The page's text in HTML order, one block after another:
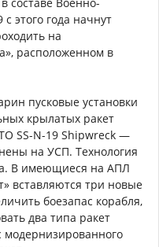
этого года начнут
на
расположенном в
пусковые установки
крылатых ракет
SS-N-19 Shipwreck —
на УСП. Технология
В имеющиеся на АПЛ
вставляются три новые
боезапас корабля,
два типа ракет